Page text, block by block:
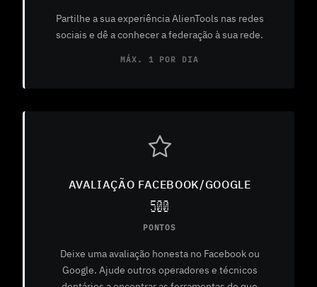
Partilhe a sua experiência AlienTools nas redes
sociais e dê a conhecer a federação à sua rede.
MÁX. 1 POR DIA
AVALIAÇÃO FACEBOOK/GOOGLE
500
PONTOS
Deixe uma avaliação honesta no Facebook ou
Google. Ajude outros operadores e técnicos